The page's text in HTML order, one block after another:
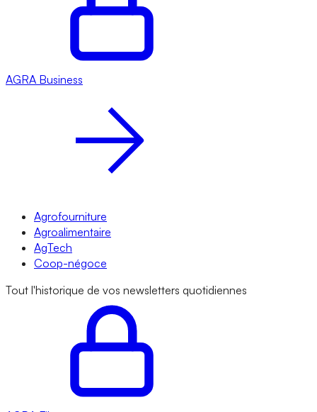
AGRA Business
Agrofourniture
Agroalimentaire
AgTech
Coop-négoce
Tout l'historique de vos newsletters quotidiennes